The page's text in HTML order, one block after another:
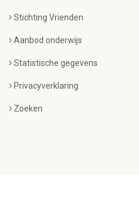
Stichting Vrienden
Aanbod onderwijs
Statistische gegevens
Privacyverklaring
Zoeken